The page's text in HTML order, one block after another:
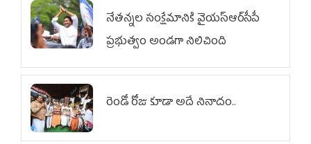
నేతన్నల సంక్షేమానికి వైయ‌స్ఆర్‌సీపీ
ప్రభుత్వం అండగా నిలిచింది
రెండో రోజు కూడా అదే నినాదం..